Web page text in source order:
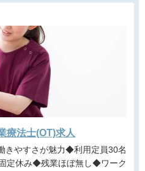
療法士(OT)求人
定休み◆残業ほぼ無し◆ワーク